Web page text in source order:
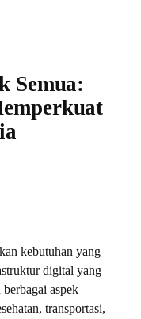
Semua:
kebutuhan yang
digital yang
aspek
transportasi,